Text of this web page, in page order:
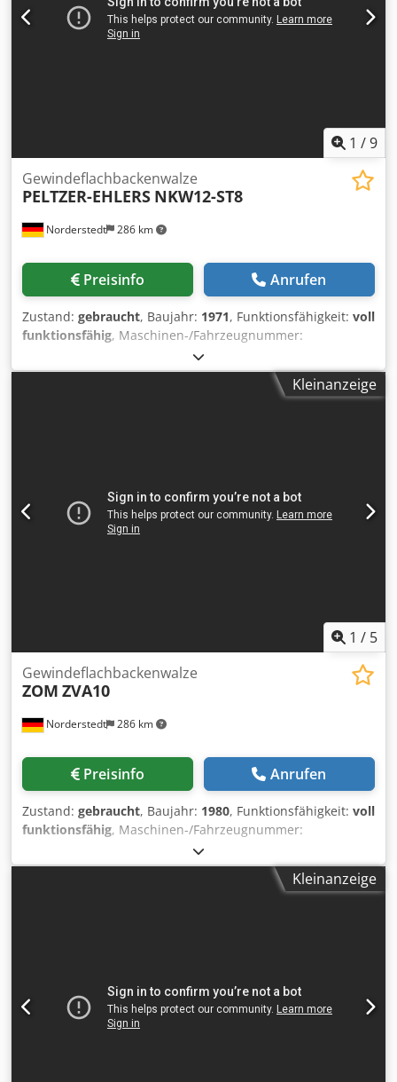
1 /9
Norderstedt 286 km
Gewindeflachbackenwalze
PELTZER-EHLERS NKW12-ST8
Preisinfo Anrufen
Zustand: gebraucht, Baujahr: 1971, Funktionsfähigkeit: voll
funktionsfähig, Maschinen-/Fahrzeugnummer:
, Offertennummer: M14L/8133 Maschinenart:
Gewindeflachbackenwalze Info: Rohrzuführung für
kopflose Teile Dsdjwi S Irspfx Aagokr Fabrikat: PELTZER-
Kleinanzeige
1 / 5
Norderstedt 286 km
Gewindeflachbackenwalze
ZOM ZVA10
Preisinfo Anrufen
Zustand: gebraucht, Baujahr: 1980, Funktionsfähigkeit: voll
funktionsfähig, Maschinen-/Fahrzeugnummer:
, Offertennummer: M14L/8792 Maschinenart:
Gewindeflachbackenwalze Info: Schwingförderer Fabrikat:
ZOM Dedpswi Tkuofx Aagjkr Typ: ZVA10 Baujahr: 1980
Kleinanzeige